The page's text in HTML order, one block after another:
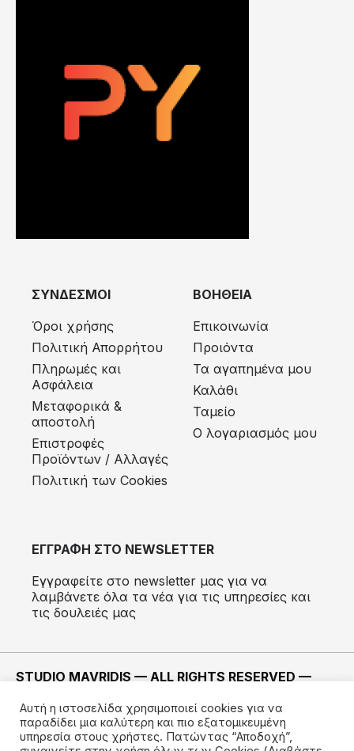
ΣΥΝΔΕΣΜΟΙ
Όροι χρήσης
Πολιτική Απορρήτου
Πληρωμές και
Ασφάλεια
Μεταφορικά &
αποστολή
Eπιστροφές
Προϊόντων / Αλλαγές
Πολιτική των Cookies
ΒΟΗΘΕΙΑ
Επικοινωνία
Προιόντα
Τα αγαπημένα μου
Καλάθι
Ταμείο
Ο λογαριασμός μου
ΕΓΓΡΑΦΗ ΣΤΟ NEWSLETTER
Εγγραφείτε στο newsletter μας για να
λαμβάνετε όλα τα νέα για τις υπηρεσίες και
τις δουλειές μας
STUDIO MAVRIDIS — ALL RIGHTS RESERVED —
ΚΑΤΑΣΚΕΥΗ —IMODE
Αυτή η ιστοσελίδα χρησιμοποιεί cookies για να
παραδίδει μια καλύτερη και πιο εξατομικευμένη
υπηρεσία στους χρήστες. Πατώντας “Αποδοχή”,